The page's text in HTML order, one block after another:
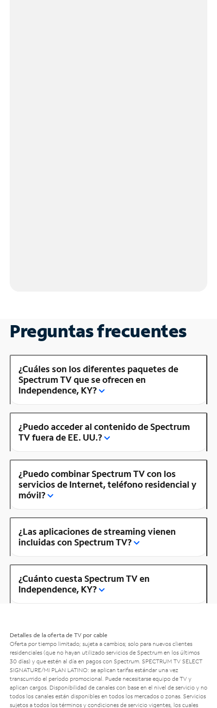
Preguntas frecuentes
¿Cuáles son los diferentes paquetes de
Spectrum TV que se ofrecen en
Independence, KY?
¿Puedo acceder al contenido de Spectrum
TV fuera de EE. UU.?
¿Puedo combinar Spectrum TV con los
servicios de Internet, teléfono residencial y
móvil?
¿Las aplicaciones de streaming vienen
incluidas con Spectrum TV?
¿Cuánto cuesta Spectrum TV en
Independence, KY?
Detalles de la oferta de TV por cable
Oferta por tiempo limitado; sujeta a cambios; solo para nuevos clientes
residenciales (que no hayan utilizado servicios de Spectrum en los últimos
30 días) y que estén al día en pagos con Spectrum. SPECTRUM TV SELECT
SIGNATURE/MI PLAN LATINO: se aplican tarifas estándar una vez
transcurrido el período promocional. Puede necesitarse equipo de TV y
aplican cargos. Disponibilidad de canales con base en el nivel de servicio y no
todos los canales están disponibles en todos los mercados o zonas. Servicios
sujetos a todos los términos y condiciones de servicio vigentes, los cuales